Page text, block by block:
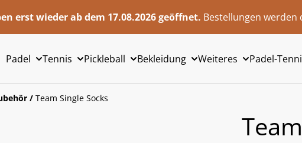
erst wieder ab dem 17.08.2026 geöffnet. Bestellungen
Padel Tennis Pickleball Bekleidung Weiteres Padel-
/ Team Single Socks